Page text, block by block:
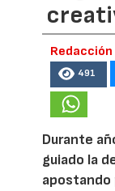
491
Durante
guiado la
apostando